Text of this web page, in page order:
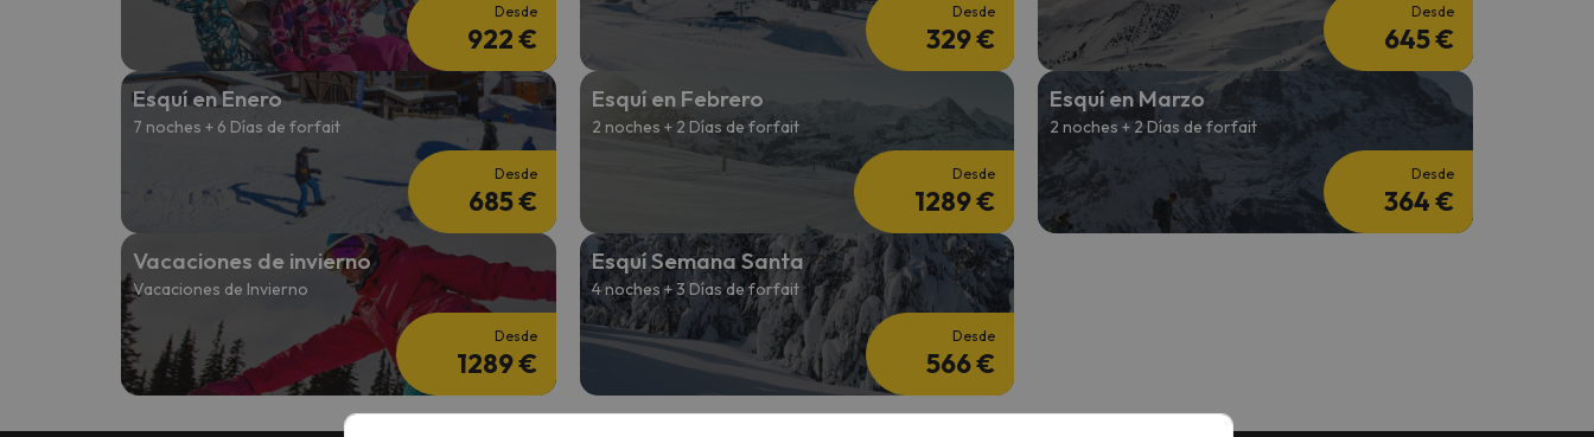
Desde
922 €
Desde
329 €
Desde
645 €
Esquí en Enero
7 noches + 6 Días de forfait
Desde
685 €
Esquí en Febrero
2 noches + 2 Días de forfait
Desde
1289 €
Esquí en Marzo
2 noches + 2 Días de forfait
Desde
364 €
Vacaciones de invierno
Vacaciones de Invierno
Desde
1289 €
Esquí Semana Santa
4 noches + 3 Días de forfait
Desde
566 €